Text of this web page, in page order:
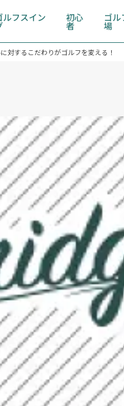
ルフスイン 初心
者
ゴル
場
対するこだわりがゴルフを変える！